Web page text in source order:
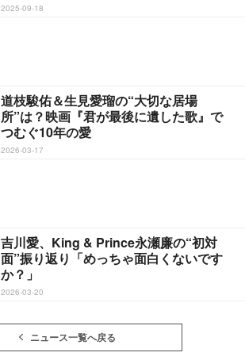
2025-09-18
道枝駿佑＆生見愛瑠の“大切な居場
所”は？映画『君が最後に遺した歌』で
つむぐ10年の愛
2026-03-17
吉川愛、King & Prince永瀬廉の“初対
面”振り返り「めっちゃ面白くないです
か？」
2026-03-20
ニュース一覧へ戻る